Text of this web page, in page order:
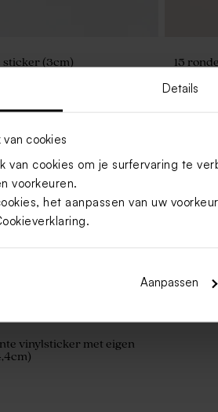
Details
cookies
van cookies om je surfervaring te
voorkeuren.
het aanpassen van uw
.
Aanpassen
sticker (3cm)
15
vinylsticker met eigen